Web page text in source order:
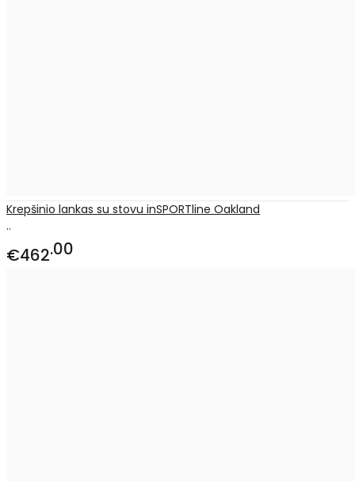
Krepšinio lankas su stovu inSPORTline Oakland
..
€462 00